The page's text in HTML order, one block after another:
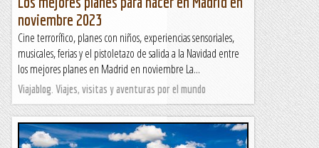
noviembre 2023
Cine terrorífico, planes con niños, experiencias sensoriales,
musicales, ferias y el pistoletazo de salida a la Navidad entre
los mejores planes en Madrid en noviembre La...
Viajablog. Viajes, visitas y aventuras por el mundo